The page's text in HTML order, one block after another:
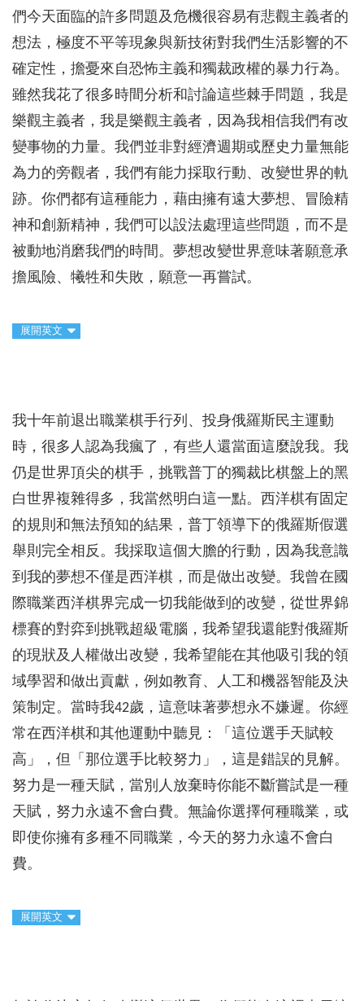
們今天面臨的許多問題及危機很容易有悲觀主義者的
想法，極度不平等現象與新技術對我們生活影響的不
確定性，擔憂來自恐怖主義和獨裁政權的暴力行為。
雖然我花了很多時間分析和討論這些棘手問題，我是
樂觀主義者，我是樂觀主義者，因為我相信我們有改
變事物的力量。我們並非對經濟週期或歷史力量無能
為力的旁觀者，我們有能力採取行動、改變世界的軌
跡。你們都有這種能力，藉由擁有遠大夢想、冒險精
神和創新精神，我們可以設法處理這些問題，而不是
被動地消磨我們的時間。夢想改變世界意味著願意承
擔風險、犧牲和失敗，願意一再嘗試。
展開英文
我十年前退出職業棋手行列、投身俄羅斯民主運動
時，很多人認為我瘋了，有些人還當面這麼說我。我
仍是世界頂尖的棋手，挑戰普丁的獨裁比棋盤上的黑
白世界複雜得多，我當然明白這一點。西洋棋有固定
的規則和無法預知的結果，普丁領導下的俄羅斯假選
舉則完全相反。我採取這個大膽的行動，因為我意識
到我的夢想不僅是西洋棋，而是做出改變。我曾在國
際職業西洋棋界完成一切我能做到的改變，從世界錦
標賽的對弈到挑戰超級電腦，我希望我還能對俄羅斯
的現狀及人權做出改變，我希望能在其他吸引我的領
域學習和做出貢獻，例如教育、人工和機器智能及決
策制定。當時我42歲，這意味著夢想永不嫌遲。你經
常在西洋棋和其他運動中聽見：「這位選手天賦較
高」，但「那位選手比較努力」，這是錯誤的見解。
努力是一種天賦，當別人放棄時你能不斷嘗試是一種
天賦，努力永遠不會白費。無論你選擇何種職業，或
即使你擁有多種不同職業，今天的努力永遠不會白
費。
展開英文